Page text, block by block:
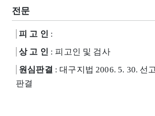
전문
피 고 인 :
상 고 인 : 피고인 및 검사
원심판결 : 대구지법 2006. 5. 30. 선
판결